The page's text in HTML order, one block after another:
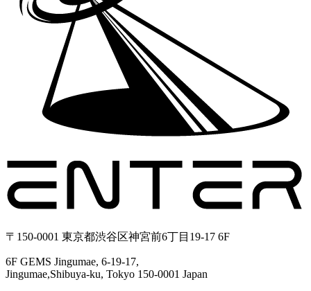
〒150-0001 東京都渋谷区神宮前6丁目19-17 6F
6F GEMS Jingumae, 6-19-17,
Jingumae,Shibuya-ku, Tokyo 150-0001 Japan